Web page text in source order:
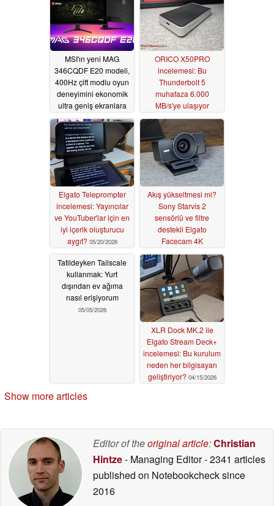
MSI'ın yeni MAG
346CQDF E20 modeli,
400Hz çift modlu oyun
deneyimini ekonomik
ultra geniş ekranlara
taşıyor05/25/2026
ORICO X50PRO
incelemesi: Bu
Thunderbolt 5
muhafaza 6.000
MB/s'ye ulaşıyor
05/23/2026
Elgato Teleprompter
incelemesi: Yayıncılar
ve YouTuber'lar için en
iyi içerik oluşturucu
aygıt? 05/20/2026
Akış yükseltmesi mi?
Sony Starvis 2
sensörlü ve filtre
destekli Elgato
Facecam 4K
incelemesi 05/08/2026
Tatildeyken Tailscale
kullanmak: Yurt
dışından ev ağıma
nasıl erişiyorum
05/05/2026
XLR Dock MK.2 ile
Elgato Stream Deck+
incelemesi: Bu kurulum
neden her bilgisayarı
geliştiriyor? 04/15/2026
Show more articles
Editor of theoriginal article:Christian
Hintze- Managing Editor- 2341 articles
published on Notebookchecksince
2016